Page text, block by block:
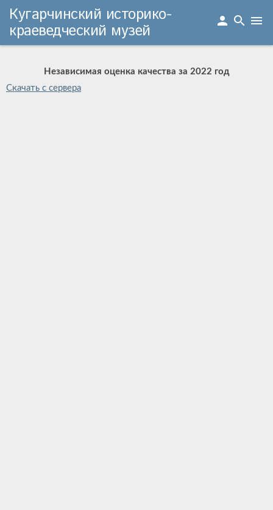
Кугарчинский историко-
краеведческий музей
person search menu
Независимая оценка качества за 2022 год
Скачать с сервера